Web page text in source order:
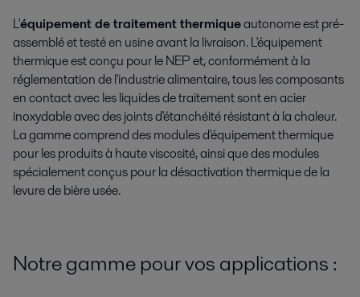
L'équipement de traitement thermiqueautonome est pré-
assemblé et testé en usine avant la livraison. L'équipement
thermique est conçu pour le NEP et, conformément à la
réglementation de l'industrie alimentaire, tous les composants
en contact avec les liquides de traitement sont en acier
inoxydable avec des joints d'étanchéité résistant à la chaleur.
La gamme comprend des modules d'équipement thermique
pour les produits à haute viscosité, ainsi que des modules
spécialement conçus pour la désactivation thermique de la
levure de bière usée.
Notre gamme pour vos applications :